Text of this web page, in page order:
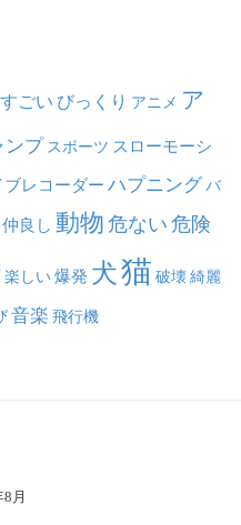
すごい びっくり アニメ ア
ンプ スポーツ スローモーシ
ブレコーダー ハプニング バ
仲良し 動物 危ない 危険
楽しい爆発 犬猫 破壊綺麗
音楽 飛行機
月